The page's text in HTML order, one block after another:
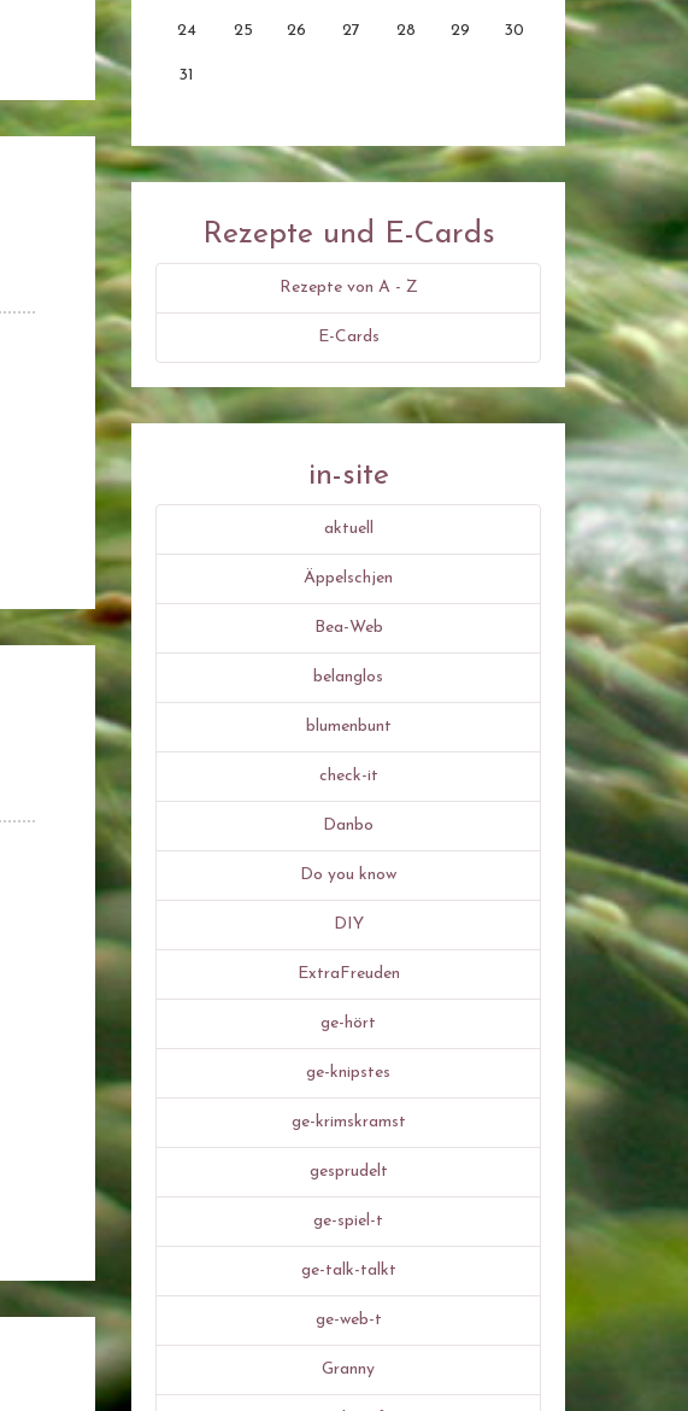
24 25 26 27 28 29 30
31
Rezepte und E-Cards
Rezepte von A - Z
E-Cards
in-site
aktuell
Äppelschjen
Bea-Web
belanglos
blumenbunt
check-it
Danbo
Do you know
DIY
ExtraFreuden
ge-hört
ge-knipstes
ge-krimskramst
gesprudelt
ge-spiel-t
ge-talk-talkt
ge-web-t
Granny